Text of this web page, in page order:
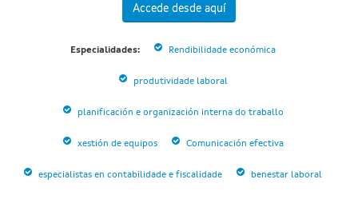
Accede desde aquí
Especialidades: Rendibilidade económica
produtividade laboral
planificación e organización interna do traballo
xestión de equipos Comunicación efectiva
especialistas en contabilidade e fiscalidade benestar laboral